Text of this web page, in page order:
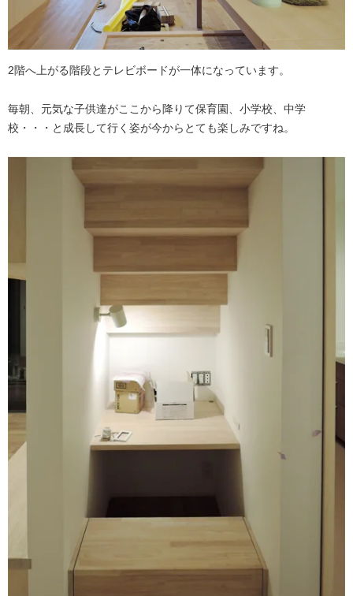
2階へ上がる階段とテレビボードが一体になっています。
毎朝、元気な子供達がここから降りて保育園、小学校、中学
校・・・と成長して行く姿が今からとても楽しみですね。